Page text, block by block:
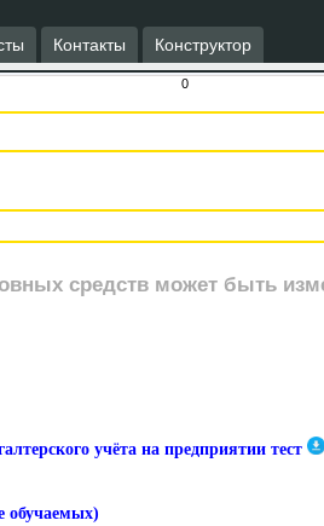
Контакты Конструктор
0
средств может быть
учёта на предприятии тест
обучаемых)